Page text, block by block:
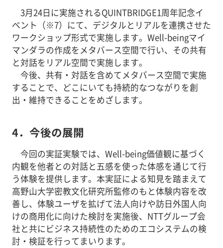
3月24日に実施されるQUINTBRIDGE1周年記念イ
ベント（※7）にて、デジタルとリアルを連携させた
ワークショップ形式で実施します。Well-beingマイ
マンダラの作成をメタバース空間で行い、その共有
と対話をリアル空間で実施します。
今後、共有・対話を含めてメタバース空間で実施
することで、どこにいても持続的なつながりを創
出・維持できることをめざします。
4．今後の展開
今回の実証実験では、Well-being価値観に基づく
内観を他者との対話と五感を使った体感を通じて行
う体験を提供します。本実証による知見を踏まえて
高野山大学密教文化研究所監修のもと体験内容を改
善し、体験ユーザを拡げて法人向けや訪日外国人向
けの商用化に向けた検討を実施後、NTTグループ会
社と共にビジネス持続性のためのエコシステムの検
討・検証を行ってまいります。